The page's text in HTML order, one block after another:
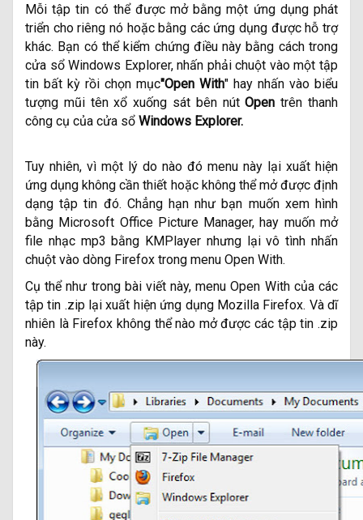
Mỗi tập tin có thể được mở bằng một ứng dụng phát
triển cho riêng nó hoặc bằng các ứng dụng được hỗ trợ
khác. Bạn có thể kiểm chứng điều này bằng cách trong
cửa sổ Windows Explorer, nhấn phải chuột vào một tập
tin bất kỳ rồi chọn mục"Open With" hay nhấn vào biểu
tượng mũi tên xổ xuống sát bên nútOpen trên thanh
công cụ của cửa sổ Windows Explorer.
Tuy nhiên, vì một lý do nào đó menu này lại xuất hiện
ứng dụng không cần thiết hoặc không thể mở được định
dạng tập tin đó. Chẳng hạn như bạn muốn xem hình
bằng Microsoft Office Picture Manager, hay muốn mở
file nhạc mp3 bằng KMPlayer nhưng lại vô tình nhấn
chuột vào dòng Firefox trong menu Open With.
Cụ thể như trong bài viết này, menu Open With của các
tập tin .zip lại xuất hiện ứng dụng Mozilla Firefox. Và dĩ
nhiên là Firefox không thể nào mở được các tập tin .zip
này.